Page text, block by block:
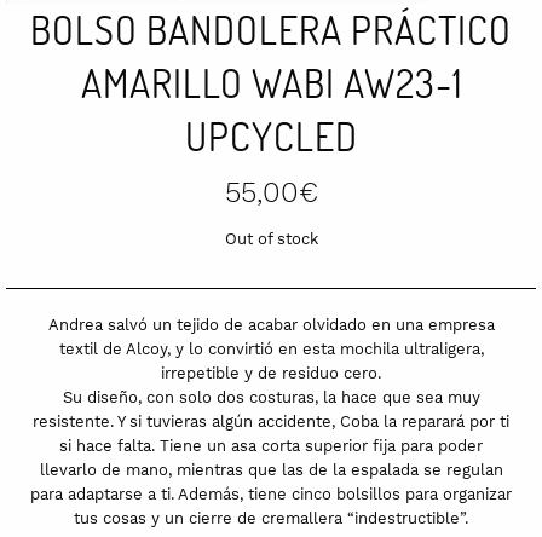
BOLSO BANDOLERA PRÁCTICO
AMARILLO WABI AW23-1
UPCYCLED
55,00€
Out of stock
Andrea salvó un tejido de acabar olvidado en una empresa
textil de Alcoy, y lo convirtió en esta mochila ultraligera,
irrepetible y de residuo cero.
Su diseño, con solo dos costuras, la hace que sea muy
resistente. Y si tuvieras algún accidente, Coba la reparará por ti
si hace falta. Tiene un asa corta superior fija para poder
llevarlo de mano, mientras que las de la espalada se regulan
para adaptarse a ti. Además, tiene cinco bolsillos para organizar
tus cosas y un cierre de cremallera “indestructible”.